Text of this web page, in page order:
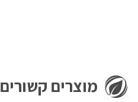
מוצרים קשורים